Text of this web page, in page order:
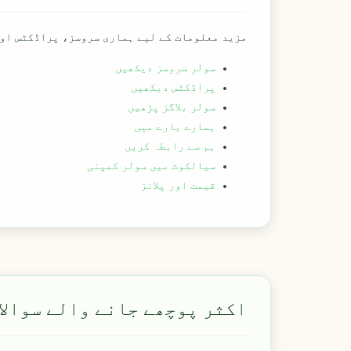
مزید معلومات کے لیے ہماری سروسز، پراڈکٹس
سولر سروسز دیکھیں
پراڈکٹس دیکھیں
سولر بلاگز پڑھیں
ہمارے بارے میں
ہم سے رابطہ کریں
سیالکوٹ میں سولر کمپنی
قیمت اور پلانز
اکثر پوچھے جانے والے